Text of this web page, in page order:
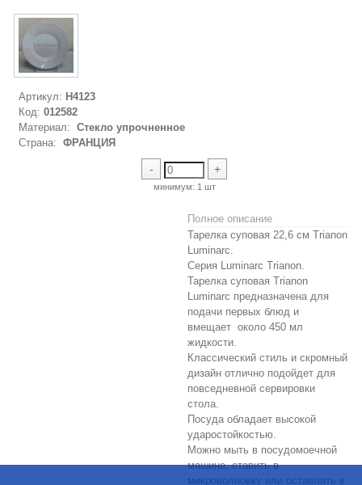
Артикул: H4123
Код:012582
Материал:
Стекло упрочненное
Страна:
ФРАНЦИЯ
- +
минимум: 1 шт
Полное описание
Тарелка суповая 22,6 см Trianon
Luminarc.
Серия Luminarc Trianon.
Тарелка суповая Trianon
Luminarc предназначена для
подачи первых блюд и
вмещает около 450 мл
жидкости.
Классический стиль и скромный
дизайн отлично подойдет для
повседневной сервировки
стола.
Посуда обладает высокой
ударостойкостью.
Можно мыть в посудомоечной
машине, ставить в
микроволновку или оставлять в